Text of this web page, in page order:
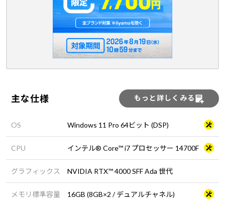
主な仕様 もっと詳しくみる
OS Windows 11 Pro 64ビット (DSP)
CPU インテル® Core™ i7 プロセッサー 14700F
グラフィックス NVIDIA RTX™ 4000 SFF Ada 世代
メモリ標準容量 16GB (8GB×2 / デュアルチャネル)